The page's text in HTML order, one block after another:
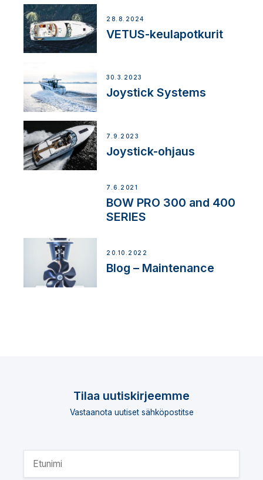
28.8.2024
VETUS-keulapotkurit
30.3.2023
Joystick Systems
7.9.2023
Joystick-ohjaus
7.6.2021
BOW PRO 300 and 400
SERIES
20.10.2022
Blog – Maintenance
Tilaa uutiskirjeemme
Vastaanota uutiset sähköpostitse